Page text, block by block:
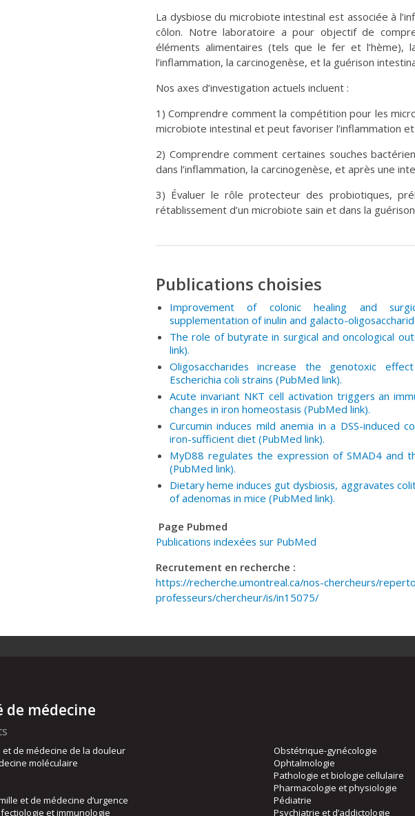
La dysbiose du microbiote intestinal est associée à
côlon. Notre laboratoire a pour objectif de
éléments alimentaires (tels que le fer et l’hème),
l’inflammation, la carcinogenèse, et la guérison
Nos axes d’investigation actuels incluent :
1) Comprendre comment la compétition pour les
microbiote intestinal et peut favoriser l’inflammation
2) Comprendre comment certaines souches
dans l’inflammation, la carcinogenèse, et après une
3) Évaluer le rôle protecteur des probiotiques,
rétablissement d’un microbiote sain et dans la
Publications choisies
Improvement of colonic healing and
supplementation of inulin and galacto-
The role of butyrate in surgical and oncological
link).
Oligosaccharides increase the genotoxic
Escherichia coli strains (PubMed link).
Acute invariant NKT cell activation triggers an
changes in iron homeostasis (PubMed link).
Curcumin induces mild anemia in a DSS-induced
iron-sufficient diet (PubMed link).
MyD88 regulates the expression of SMAD4 and
(PubMed link).
Dietary heme induces gut dysbiosis, aggravates
of adenomas in mice (PubMed link).
Page Pubmed
Publications indexées sur PubMed
Recrutement en recherche :
https://recherche.umontreal.ca/nos-chercheurs/
professeurs/chercheur/is/in15075/
de médecine
de médecine de la douleur
moléculaire
et de médecine d’urgence
et immunologie
Obstétrique-gynécologie
Ophtalmologie
Pathologie et biologie cellulaire
Pharmacologie et physiologie
Pédiatrie
Psychiatrie et d’addictologie